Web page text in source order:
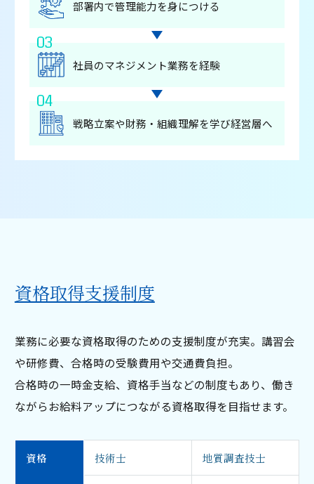
部署内で管理能⼒を⾝につける
03
社員のマネジメント業務を経験
04
戦略⽴案や財務・組織理解を学び経営層へ
資格取得⽀援制度
業務に必要な資格取得のための⽀援制度が充実。講習会
や研修費、合格時の受験費用や交通費負担。
合格時の⼀時⾦⽀給、資格⼿当などの制度もあり、働き
ながらお給料アップにつながる資格取得を⽬指せます。
資格 技術士 地質調査技士